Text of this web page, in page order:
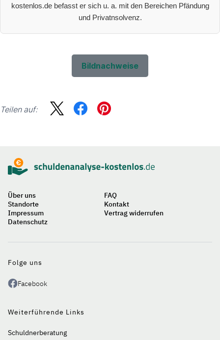
kostenlos.de befasst er sich u. a. mit den Bereichen Pfändung
und Privatnsolvenz.
Bildnachweise
Teilen auf:
Über uns
FAQ
Standorte
Kontakt
Impressum
Vertrag widerrufen
Datenschutz
Folge uns
Facebook
Weiterführende Links
Schuldnerberatung